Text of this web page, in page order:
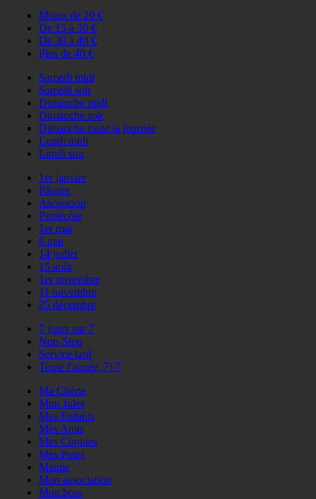
Moins de 20 €
De 15 à 30 €
De 30 à 40 €
Plus de 40 €
Samedi midi
Samedi soir
Dimanche midi
Dimanche soir
Dimanche toute la journée
Lundi midi
Lundi soir
1er janvier
Pâques
Ascencion
Pentecôte
1er mai
8 mai
14 juillet
15 août
1er novembre
11 novembre
25 décembre
7 jours sur 7
Non-Stop
Service tard
Toute l'année, 7j/7
Ma Chérie
Mon Jules
Mes Enfants
Mes Amis
Mes Copines
Mes Potes
Mamie
Mon association
Mon boss